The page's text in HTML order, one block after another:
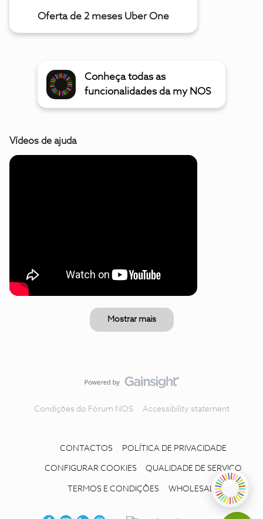
Oferta de 2 meses Uber One
Conheça todas as
funcionalidades da my NOS
Vídeos de ajuda
Mostrar mais
Condições do Fórum NOS Accessibility statement
CONTACTOS POLÍTICA DE PRIVACIDADE
CONFIGURAR COOKIES QUALIDADE DE SERVIÇO
TERMOS E CONDIÇÕES WHOLESALE